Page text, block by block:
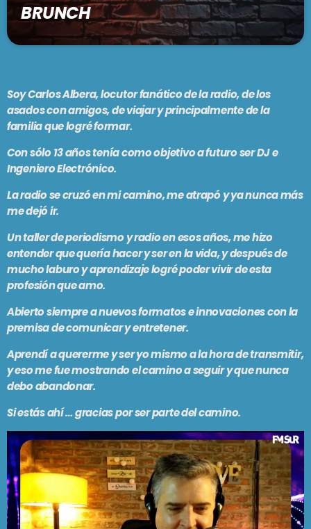
SE VIENE . . .
MAR REVUELTO
LA PREVIA DE FMSUR
7:00 pm - 9:00 pm
BRUNCH
SoyCarlos Albera, locutor fanático de la radio, de los
asados con amigos, de viajar y principalmente de la
familia que logré formar.
Con sólo 13 años tenía como objetivo a futuro ser DJ e
Ingeniero Electrónico.
La radio se cruzó en mi camino, me atrapó y ya nunca más
me dejó ir.
Un taller de periodismo y radio en esos años, me hizo
entender que quería hacer y ser en la vida, y después de
mucho laburo y aprendizaje logré poder vivir de esta
profesión que amo.
Abierto siempre a nuevos formatos e innovaciones con la
premisa de comunicar y entretener.
Aprendí a quererme y ser yo mismo a la hora de transmitir,
y eso me fue mostrando el camino a seguir y que nunca
debo abandonar.
Si estás ahí … gracias por ser parte del camino.